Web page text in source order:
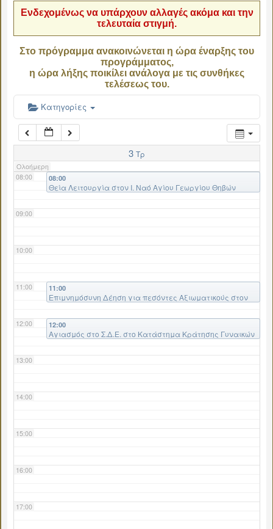
Ενδεχομένως να υπάρχουν αλλαγές ακόμα και την
τελευταία στιγμή.
Στο πρόγραμμα ανακοινώνεται η ώρα έναρξης του
προγράμματος,
η ώρα λήξης ποικίλει ανάλογα με τις συνθήκες
τελέσεως του.
Κατηγορίες
3 Τρ
Ολοήμερη
06:00
07:00
08:00
09:00
10:00
11:00
12:00
13:00
14:00
15:00
16:00
17:00
08:00
Θεία Λειτουργία στον Ι. Ναό Αγίου Γεωργίου Θηβών
11:00
Επιμνημόσυνη Δέηση για πεσόντες Αξιωματικούς στον
12:00
Αγιασμός στο Σ.Δ.Ε. στο Κατάστημα Κράτησης Γυναικών